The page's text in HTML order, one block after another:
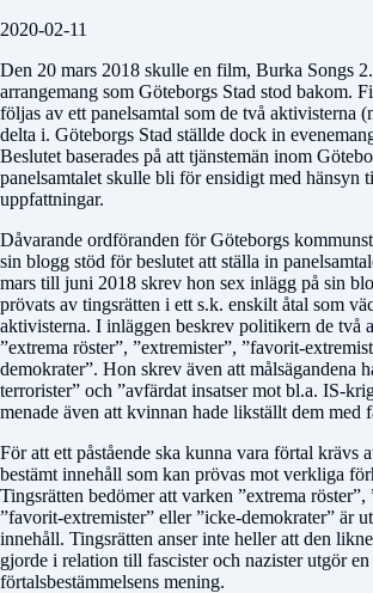
2020-02-11
Den 20 mars 2018 skulle en film, Burka Songs
arrangemang som Göteborgs Stad stod bakom.
följas av ett panelsamtal som de två aktivisterna
delta i. Göteborgs Stad ställde dock in
Beslutet baserades på att tjänstemän inom
panelsamtalet skulle bli för ensidigt med hänsyn
uppfattningar.
Dåvarande ordföranden för Göteborgs
sin blogg stöd för beslutet att ställa in
mars till juni 2018 skrev hon sex inlägg på sin
prövats av tingsrätten i ett s.k. enskilt åtal som
aktivisterna. I inläggen beskrev politikern de två
”extrema röster”, ”extremister”, ”favorit-
demokrater”. Hon skrev även att målsägandena
terrorister” och ”avfärdat insatser mot bl.a. IS-
menade även att kvinnan hade likställt dem med
För att ett påstående ska kunna vara förtal krävs
bestämt innehåll som kan prövas mot verkliga
Tingsrätten bedömer att varken ”extrema röster”,
”favorit-extremister” eller ”icke-demokrater” är
innehåll. Tingsrätten anser inte heller att den
gjorde i relation till fascister och nazister utgör
förtalsbestämmelsens mening.